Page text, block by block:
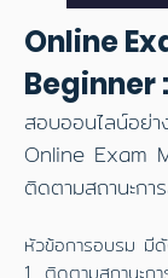
Online
Beginner
สอบออนไลน์อย่
Online Exam
ติดตามสถานะกา
หัวข้อการอบรม มี